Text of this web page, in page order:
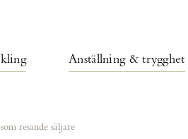
Anställning & trygghet
resande säljare